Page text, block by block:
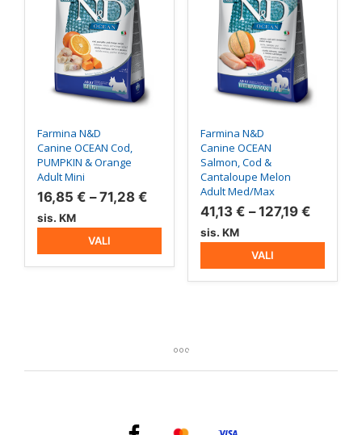
Farmina N&D
Canine OCEAN Cod,
PUMPKIN & Orange
Adult Mini
16,85 € – 71,28 € Hinnavahemik:
71,28 €
sis. KM
VALI
mitu
varianti.
Valikuid
saab
teha
tootelehel.
Farmina N&D
Canine OCEAN
Salmon, Cod &
Cantaloupe Melon
Adult Med/Max
41,13 € – 127,19 €
127,19 €
sis. KM
VALI
varianti.
Valikuid
saab
teha
tootelehel.